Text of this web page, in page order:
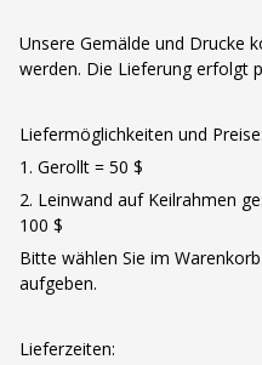
Unsere Gemälde und Drucke
werden. Die Lieferung erfolgt
Liefermöglichkeiten und Preise:
1. Gerollt = 50 $
2. Leinwand auf Keilrahmen
100 $
Bitte wählen Sie im
aufgeben.
Lieferzeiten: